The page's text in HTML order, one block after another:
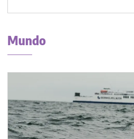
Mundo